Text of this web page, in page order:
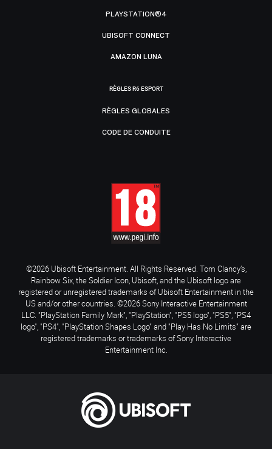
PLAYSTATION®4
UBISOFT CONNECT
AMAZON LUNA
RÈGLES R6 ESPORT
RÈGLES GLOBALES
CODE DE CONDUITE
©2026 Ubisoft Entertainment. All Rights Reserved. Tom Clancy’s,
Rainbow Six, the Soldier Icon, Ubisoft, and the Ubisoft logo are
registered or unregistered trademarks of Ubisoft Entertainment in the
US and/or other countries. ©2026 Sony Interactive Entertainment
LLC. "PlayStation Family Mark", "PlayStation", "PS5 logo", "PS5", "PS4
logo", "PS4", "PlayStation Shapes Logo" and "Play Has No Limits" are
registered trademarks or trademarks of Sony Interactive
Entertainment Inc.